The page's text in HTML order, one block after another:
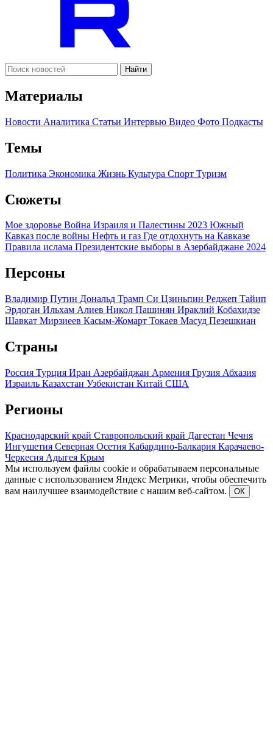
Найти
Материалы
Новости Аналитика Статьи Интервью Видео Фото Подкасты
Темы
Политика Экономика Жизнь Культура Спорт Туризм
Сюжеты
Мое здоровье Война Израиля и Палестины 2023 Южный
Кавказ после войны Нефть и газ Где отдохнуть на Кавказе
Правила ислама Президентские выборы в Азербайджане 2024
Персоны
Владимир Путин Дональд Трамп Си Цзиньпин Реджеп Тайип
Эрдоган Ильхам Алиев Никол Пашинян Ираклий Кобахидзе
Шавкат Мирзиеев Касым-Жомарт Токаев Масуд Пезешкиан
Страны
Россия Турция Иран Азербайджан Армения Грузия Абхазия
Израиль Казахстан Узбекистан Китай США
Регионы
Краснодарский край Ставропольский край Дагестан Чечня
Ингушетия Северная Осетия Кабардино-Балкария Карачаево-
Черкесия Адыгея Крым
Мы используем файлы cookie и обрабатываем персональные
данные с использованием Яндекс Метрики, чтобы обеспечить
вам наилучшее взаимодействие с нашим веб-сайтом.
ОК